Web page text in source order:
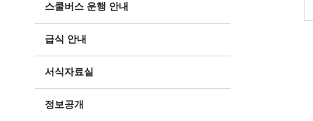
스쿨버스 운행 안내
급식 안내
서식자료실
정보공개